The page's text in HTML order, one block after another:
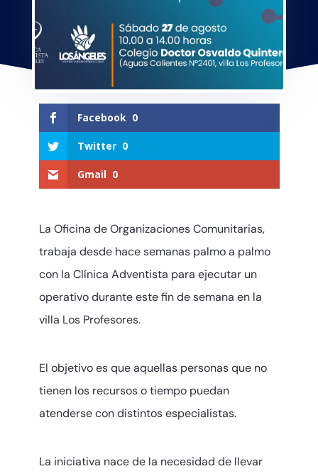
Facebook 0
Twitter 0
Gmail 0
La Oficina de Organizaciones Comunitarias,
trabaja desde hace semanas palmo a palmo
con la Clínica Adventista para ejecutar un
operativo durante este fin de semana en la
villa Los Profesores.
El objetivo es que aquellas personas que no
tienen los recursos o tiempo puedan
atenderse con distintos especialistas.
La iniciativa nace de la necesidad de llevar